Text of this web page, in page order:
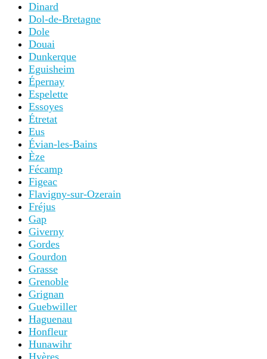
Dinard
Dol-de-Bretagne
Dole
Douai
Dunkerque
Eguisheim
Épernay
Espelette
Essoyes
Étretat
Eus
Évian-les-Bains
Èze
Fécamp
Figeac
Flavigny-sur-Ozerain
Fréjus
Gap
Giverny
Gordes
Gourdon
Grasse
Grenoble
Grignan
Guebwiller
Haguenau
Honfleur
Hunawihr